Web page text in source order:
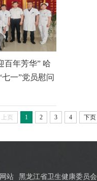
百年芳华” 哈
一”党员慰问
上页 1 2 3 4 下页
站
黑龙江省卫生健康委员会